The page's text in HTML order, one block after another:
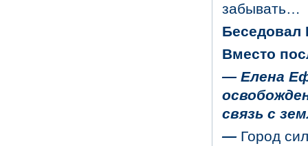
забывать…
Беседовал
Вместо
— Елена
связь с
— Город